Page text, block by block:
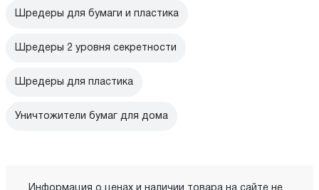
Шредеры для бумаги и пластика
Шредеры 2 уровня секретности
Шредеры для пластика
Уничтожители бумаг для дома
Информация о ценах и наличии товара на сайте не